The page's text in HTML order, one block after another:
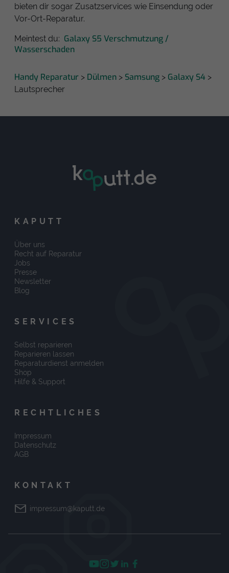
bieten dir sogar Zusatzservices wie Einsendung oder
Vor-Ort-Reparatur.
Meintest du: Galaxy S5 Verschmutzung /
Wasserschaden
Handy Reparatur > Dülmen > Samsung > Galaxy S4 >
Lautsprecher
KAPUTT
Über uns
Recht auf Reparatur
Jobs
Presse
Newsletter
Blog
SERVICES
Selbst reparieren
Reparieren lassen
Reparaturdienst anmelden
Shop
Hilfe & Support
RECHTLICHES
Impressum
Datenschutz
AGB
KONTAKT
impressum@kaputt.de